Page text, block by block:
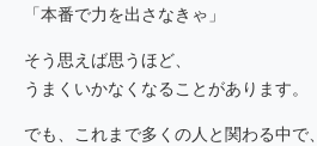
「本番で力を出さなきゃ」
そう思えば思うほど、
うまくいかなくなることがあります。
でも、これまで多くの人と関わる中で、